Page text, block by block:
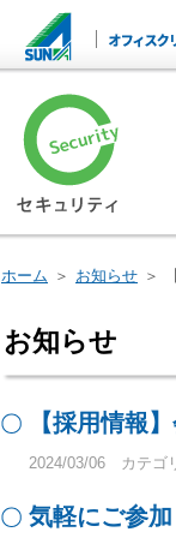
ホーム ＞ お知らせ ＞
お知らせ
【採用情報
2024/03/06 カテゴ
気軽にご参